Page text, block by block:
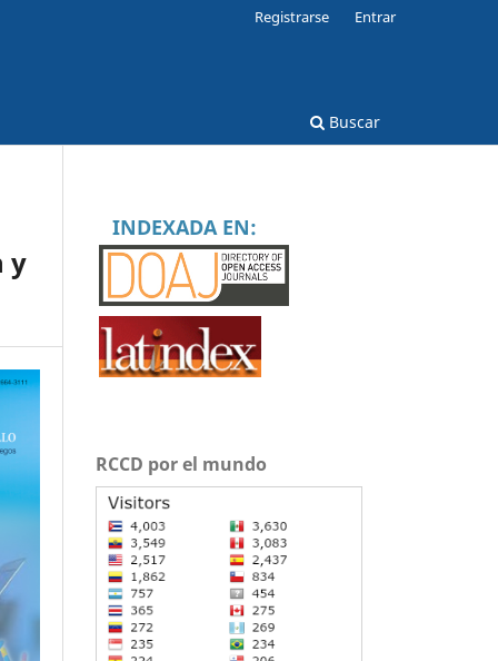
Buscar
Registrarse Entrar
y
INDEXADA EN:
RCCD por el mundo